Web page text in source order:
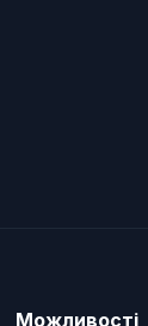
Можливості